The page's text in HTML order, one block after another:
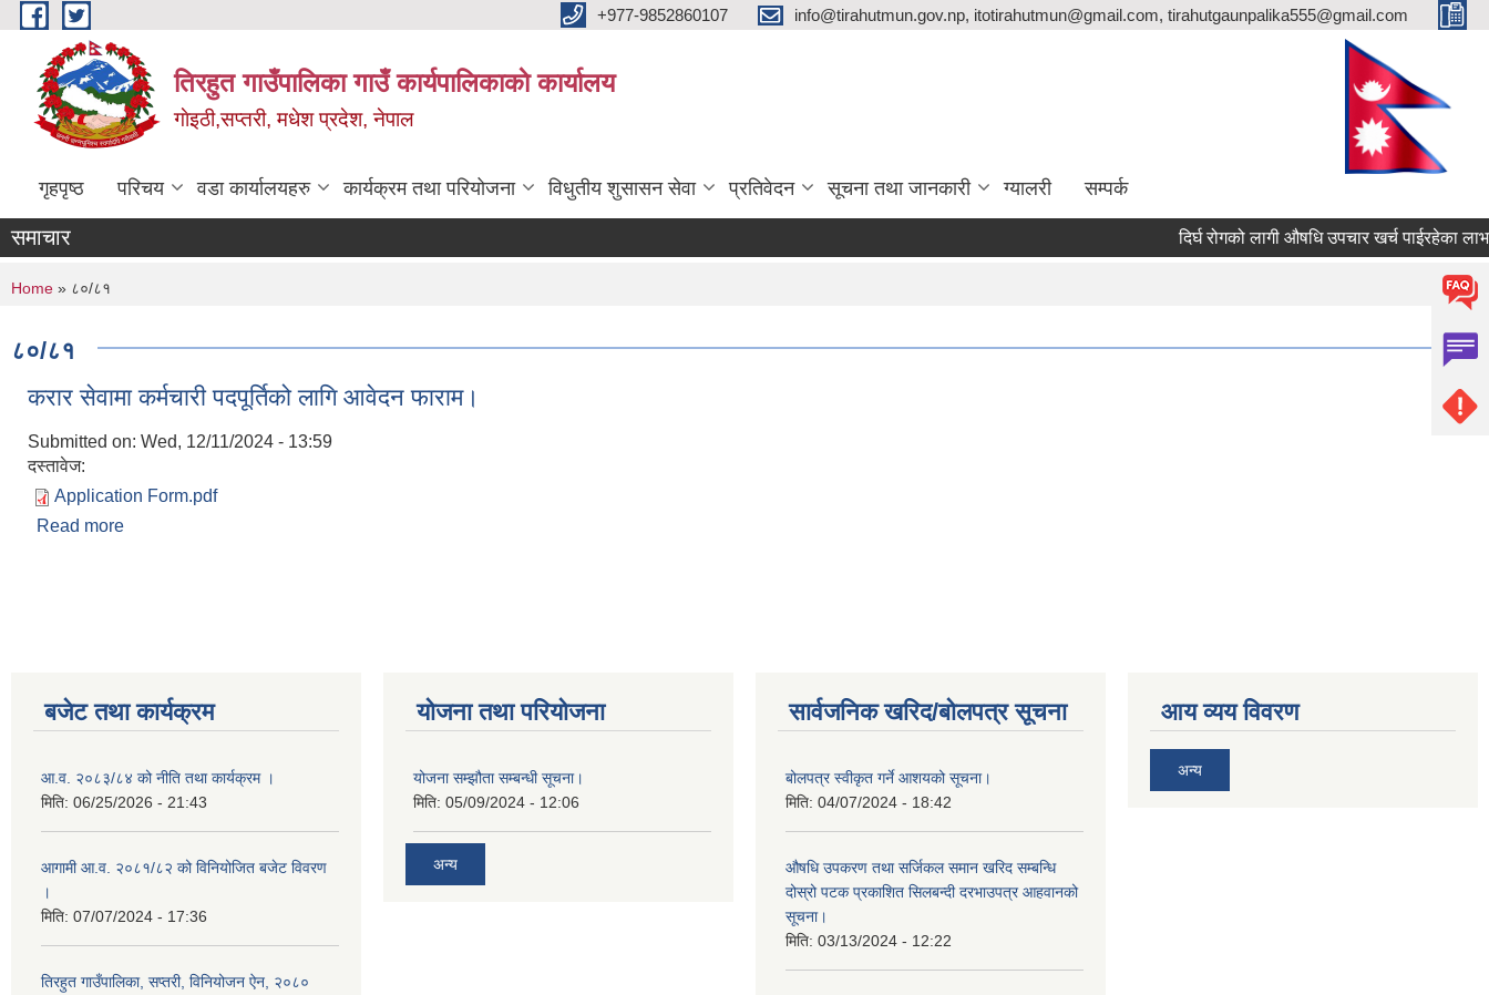
Skip to main content +977-9852860107 info@tirahutmun.gov.np, itotirahutmun@gmail.com, tirahutgaunpalika555@gmail.com
तिरहुत गाउँपालिका गाउँ कार्यपालिकाकाे कार्यालय
गाेइठी,सप्तरी, मधेश प्रदेश, नेपाल
गृहपृष्ठ परिचय वडा कार्यालयहरु कार्यक्रम तथा परियोजना विधुतीय शुसासन सेवा प्रतिवेदन सूचना तथा जानकारी ग्यालरी सम्पर्क
समाचार दिर्घ रोगको लागी औषधि उपचार खर्च पाईरहेका
You are here
Home » ८०/८१
८०/८१
करार सेवामा कर्मचारी पदपूर्तिको लागि आवेदन फाराम।
Submitted on: Wed, 12/11/2024 - 13:59
दस्तावेज:
Application Form.pdf
Read more
बजेट तथा कार्यक्रम
आ.व. २०८३/८४ को नीति तथा कार्यक्रम ।
मिति: 06/25/2026 - 21:43
आगामी आ.व. २०८१/८२ को विनियोजित बजेट विवरण
।
मिति: 07/07/2024 - 17:36
तिरहुत गाउँपालिका, सप्तरी, विनियोजन ऐन, २०८०
योजना तथा परियोजना
योजना सम्झौता सम्बन्धी सूचना।
मिति: 05/09/2024 - 12:06
अन्य
सार्वजनिक खरिद/बोलपत्र सूचना
बोलपत्र स्वीकृत गर्ने आशयको सूचना।
मिति: 04/07/2024 - 18:42
औषधि उपकरण तथा सर्जिकल समान खरिद सम्बन्धि
दोस्रो पटक प्रकाशित सिलबन्दी दरभाउपत्र आहवानको
सूचना।
मिति: 03/13/2024 - 12:22
आय व्यय विवरण
अन्य